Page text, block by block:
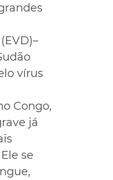
vírus
Congo,
já
se